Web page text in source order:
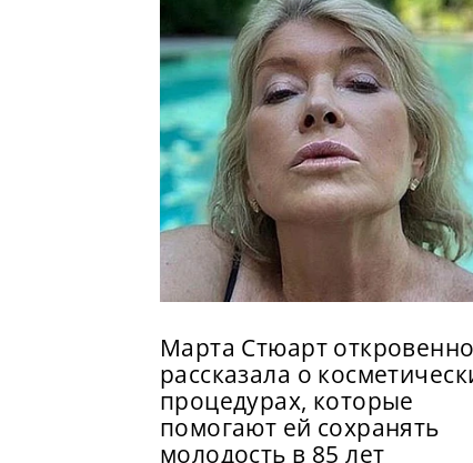
Марта Стюарт откровенно
рассказала о
процедурах, которые
помогают ей сохранять
молодость в 85 лет